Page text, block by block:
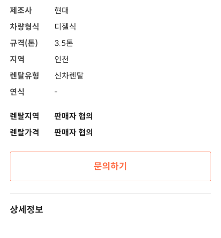
제조사
현대
차량형식
디젤식
규격(톤)
3.5톤
지역
인천
렌탈유형
신차렌탈
연식
-
렌탈지역
판매자 협의
렌탈가격
판매자 협의
문의하기
상세정보